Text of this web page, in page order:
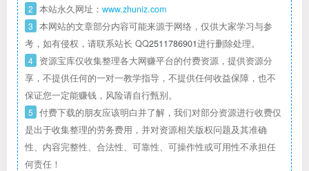
2 本站永久网址： www.zhuniz.com
3 本网站的文章部分内容可能来源于网络，仅供大家学习与参
考，如有侵权，请联系站长 QQ2511786901进行删除处理。
4 资源宝库仅收集整理各大网赚平台的付费资源，提供资源分
享，不提供任何的一对一教学指导，不提供任何收益保障，也不
保证您一定能赚钱，风险请自行甄别。
5 付费下载的朋友应该明白并了解，我们对部分资源进行收费仅
是出于收集整理的劳务费用，并对资源相关版权问题及其准确
性、内容完整性、合法性、可靠性、可操作性或可用性不承担任
何责任！